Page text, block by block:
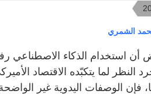
الشمري
أن استخدام الذكاء الاصطناعي
النظر لما يتكبّده الاقتصاد